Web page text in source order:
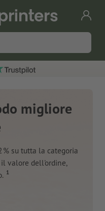
migliore
su tutta la categoria
valore dell'ordine,
1